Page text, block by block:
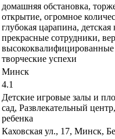
домашняя обстановка,
открытие, огромное
глубокая царапина, детская
прекрасные сотрудники,
высококвалифицированные
творческие успехи
Минск
4.1
Детские игровые залы и
сад, Развлекательный
ребенка
Каховская ул., 17, Минск,